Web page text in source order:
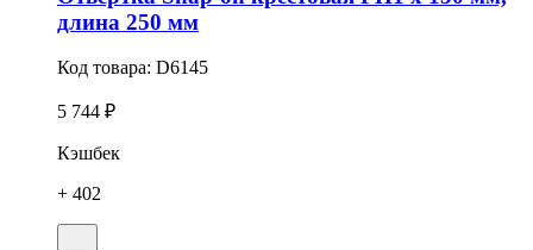
длина 250 мм
Код товара: D6145
5 744 ₽
Кэшбек
+ 402